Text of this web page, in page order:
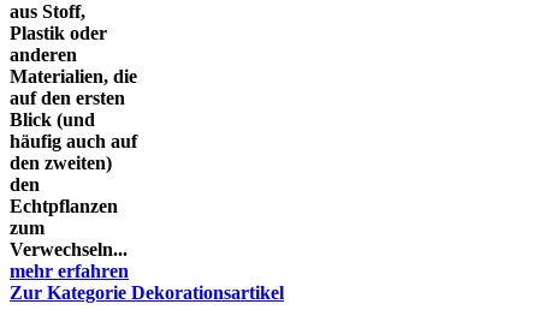
aus Stoff,
Plastik oder
anderen
Materialien, die
auf den ersten
Blick (und
häufig auch auf
den zweiten)
den
Echtpflanzen
zum
Verwechseln...
mehr erfahren
Zur Kategorie Dekorationsartikel